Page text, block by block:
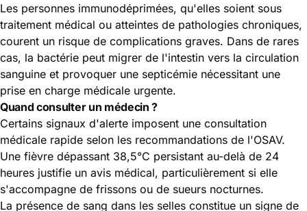
Les personnes immunodéprimées, qu'elles soient sous
traitement médical ou atteintes de pathologies chroniques,
courent un risque de complications graves. Dans de rares
cas, la bactérie peut migrer de l'intestin vers la circulation
sanguine et provoquer une septicémie nécessitant une
prise en charge médicale urgente.
Quand consulter un médecin ?
Certains signaux d'alerte imposent une consultation
médicale rapide selon les recommandations de l'OSAV.
Une fièvre dépassant 38,5°C persistant au-delà de 24
heures justifie un avis médical, particulièrement si elle
s'accompagne de frissons ou de sueurs nocturnes.
La présence de sang dans les selles constitue un signe de